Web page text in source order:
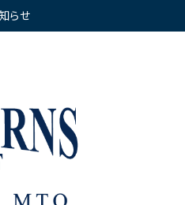
らせ